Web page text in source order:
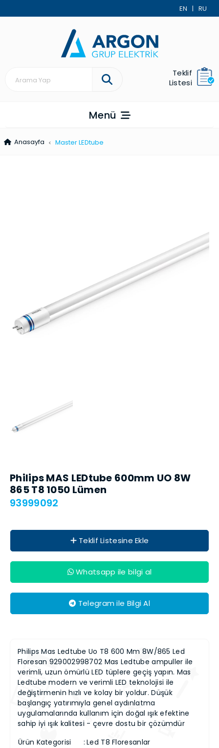
EN | RU
Teklif
Listesi
Menü
Anasayfa Master LEDtube
Philips MAS LEDtube 600mm UO 8W
865 T8 1050 Lümen
93999092
Teklif Listesine Ekle
Whatsapp ile bilgi al
Telegram ile Bilgi Al
Philips Mas Ledtube Uo T8 600 Mm 8W/865 Led
Floresan 929002998702 Mas Ledtube ampuller ile
verimli, uzun ömürlü LED tüplere geçiş yapın. Mas
Ledtube modern ve verimli LED teknolojisi ile
değiştirmenin hızlı ve kolay bir yoldur. Düşük
başlangıç yatırımıyla genel aydınlatma
uygulamalarında kullanım için doğal ışık efektine
sahip iyi ışık kalitesi - çevre dostu bir çözümdür
Ürün Kategorisi
: Led T8 Floresanlar